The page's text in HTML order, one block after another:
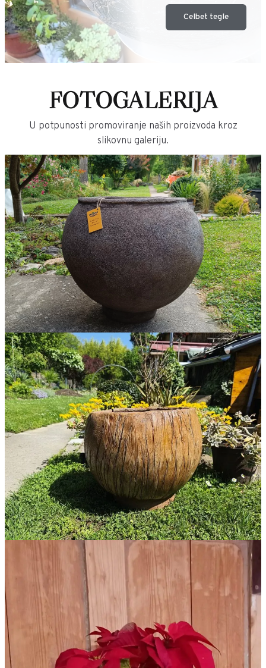
Celbet tegle
FOTOGALERIJA
U potpunosti promoviranje naših proizvoda kroz
slikovnu galeriju.